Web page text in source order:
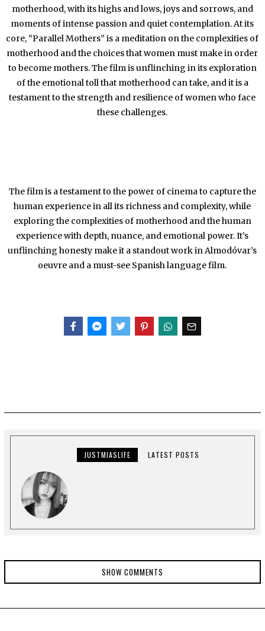
motherhood, with its highs and lows, joys and sorrows, and
moments of intense passion and quiet contemplation. At its
core, “Parallel Mothers” is a meditation on the complexities of
motherhood and the choices that women must make in order
to become mothers. The film is unflinching in its exploration
of the emotional toll that motherhood can take, and it is a
testament to the strength and resilience of women who face
these challenges.
The film is a testament to the power of cinema to capture the
human experience in all its richness and complexity, while
exploring the complexities of motherhood and the human
experience with depth, nuance, and emotional power. It’s
unflinching honesty make it a standout work in Almodóvar’s
oeuvre and a must-see Spanish language film.
JUSTMIASLIFE LATEST POSTS
SHOW COMMENTS